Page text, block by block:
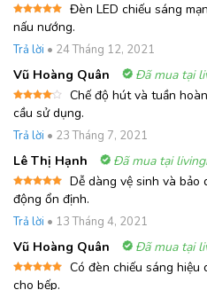
Được xếp
hạng 55
sao
Đèn LED chiếu sáng
nấu nướng.
Trả lời • 24 Tháng 12, 2021
Vũ Hoàng Quân Đã mua tại
Được
xếp
hạng 4
5 sao
Chế độ hút và tuần
cầu sử dụng.
Trả lời • 23 Tháng 7, 2021
Lê Thị Hạnh Đã mua tại
Được xếp
hạng5 5
sao
Dễ dàng vệ sinh và bảo
động ổn định.
Trả lời • 13 Tháng 4, 2021
Vũ Hoàng Quân Đã mua tại
Được xếp
Có đèn chiếu sáng hiệu
cho bếp.